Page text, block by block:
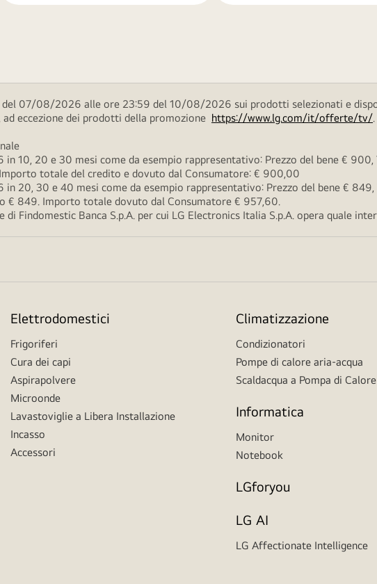
del 07/08/2026 alle ore 23:59 del 10/08/2026 sui prodotti selezionati e
eccezione dei prodotti della promozione https://www.lg.com/it/offerte/tv/
20 e 30 mesi come da esempio rappresentativo: Prezzo del bene € 900,
totale del credito e dovuto dal Consumatore: € 900,00
30 e 40 mesi come da esempio rappresentativo: Prezzo del bene € 849,
€ 849. Importo totale dovuto dal Consumatore € 957,60.
di Findomestic Banca S.p.A. per cui LG Electronics Italia S.p.A. opera quale
Elettrodomestici
Frigoriferi
Cura dei capi
Aspirapolvere
Microonde
Lavastoviglie a Libera Installazione
Incasso
Accessori
Climatizzazione
Condizionatori
Pompe di calore aria-acqua
Scaldacqua a Pompa di Calore
Informatica
Monitor
Notebook
LGforyou
LG AI
LG Affectionate Intelligence